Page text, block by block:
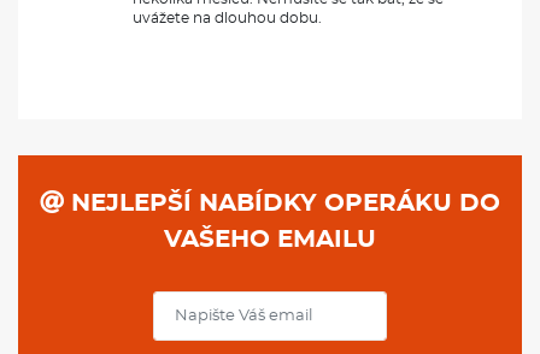
uvážete na dlouhou dobu.
NEJLEPŠÍ NABÍDKY OPERÁKU DO
VAŠEHO EMAILU